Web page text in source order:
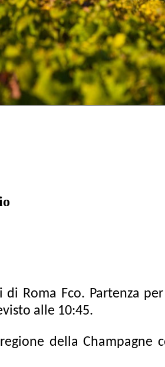
Roma Fco. Partenza
alle 10:45.
della Champagne